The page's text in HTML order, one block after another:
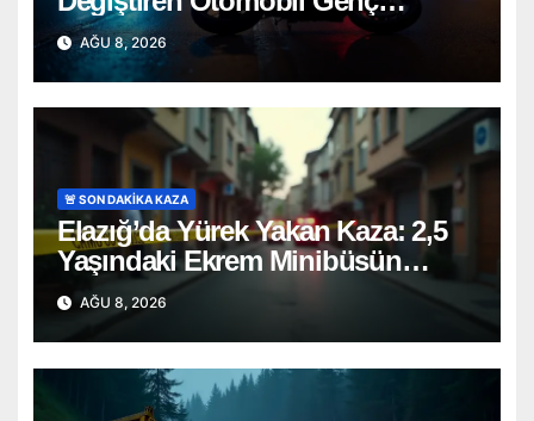
Motosikletçiyi Hayattan Kopardı
AĞU 8, 2026
🚨 SON DAKİKA KAZA
Elazığ’da Yürek Yakan Kaza: 2,5
Yaşındaki Ekrem Minibüsün
Altında Can Verdi
AĞU 8, 2026